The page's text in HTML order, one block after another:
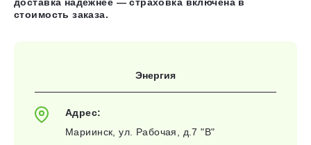
стоимость заказа.
Энергия
Адрес:
Мариинск, ул. Рабочая, д.7 "В"